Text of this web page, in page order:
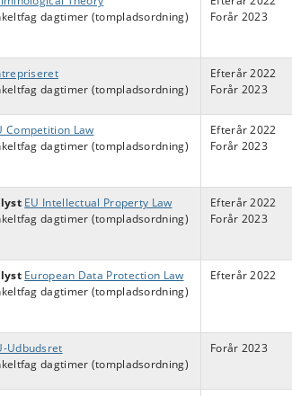
dagtimer (tompladsordning)
Forår 2023
dagtimer (tompladsordning)
Efterår 2022
Forår 2023
Competition Law
dagtimer (tompladsordning)
Efterår 2022
Forår 2023
EU Intellectual Property Law
dagtimer (tompladsordning)
Efterår 2022
Forår 2023
European Data Protection Law
dagtimer (tompladsordning)
Efterår 2022
Udbudsret
dagtimer (tompladsordning)
Forår 2023